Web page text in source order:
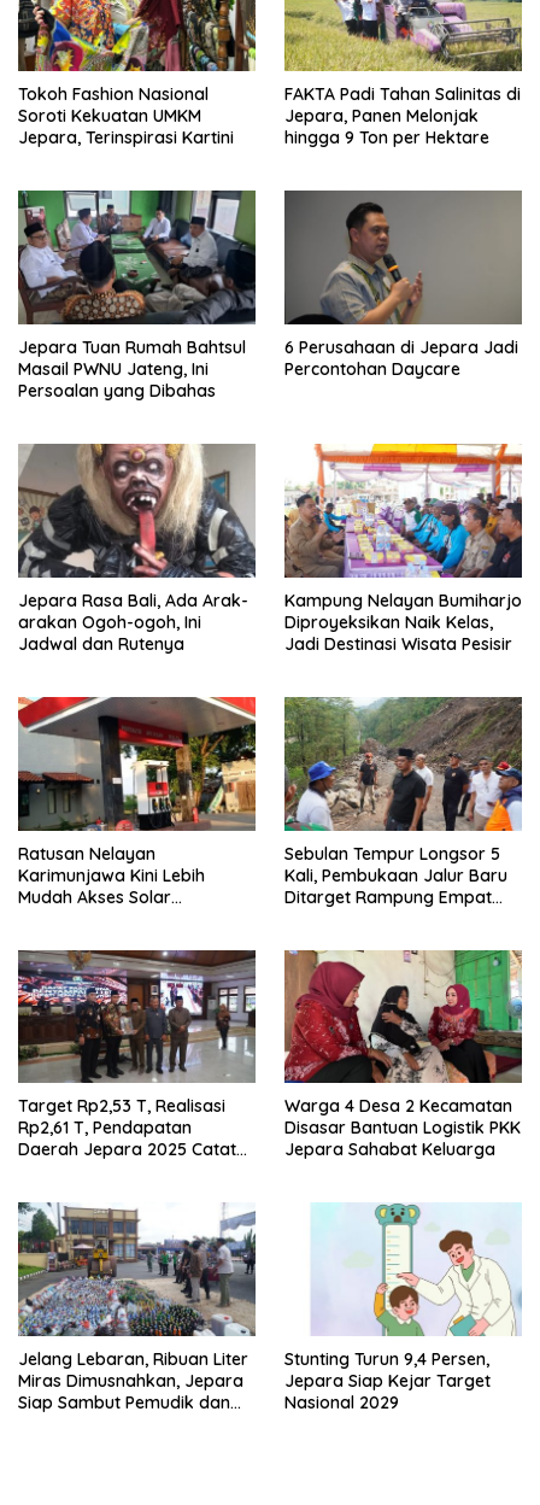
Tokoh Fashion Nasional
Soroti Kekuatan UMKM
Jepara, Terinspirasi Kartini
FAKTA Padi Tahan Salinitas di
Jepara, Panen Melonjak
hingga 9 Ton per Hektare
Jepara Tuan Rumah Bahtsul
Masail PWNU Jateng, Ini
Persoalan yang Dibahas
6 Perusahaan di Jepara Jadi
Percontohan Daycare
Jepara Rasa Bali, Ada Arak-
arakan Ogoh-ogoh, Ini
Jadwal dan Rutenya
Kampung Nelayan Bumiharjo
Diproyeksikan Naik Kelas,
Jadi Destinasi Wisata Pesisir
Ratusan Nelayan
Karimunjawa Kini Lebih
Mudah Akses Solar
Sebulan Tempur Longsor 5
Kali, Pembukaan Jalur Baru
Ditarget Rampung Empat
Target Rp2,53 T, Realisasi
Rp2,61 T, Pendapatan
Daerah Jepara 2025 Catat
Warga 4 Desa 2 Kecamatan
Disasar Bantuan Logistik PKK
Jepara Sahabat Keluarga
Jelang Lebaran, Ribuan Liter
Miras Dimusnahkan, Jepara
Siap Sambut Pemudik dan
Stunting Turun 9,4 Persen,
Jepara Siap Kejar Target
Nasional 2029